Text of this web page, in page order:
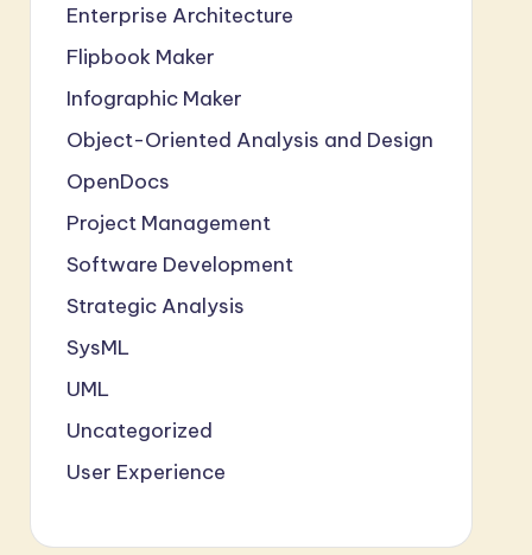
Enterprise Architecture
Flipbook Maker
Infographic Maker
Object-Oriented Analysis and Design
OpenDocs
Project Management
Software Development
Strategic Analysis
SysML
UML
Uncategorized
User Experience